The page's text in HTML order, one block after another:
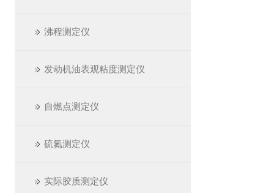
沸程测定仪
发动机油表观粘度测定仪
自燃点测定仪
硫氮测定仪
实际胶质测定仪